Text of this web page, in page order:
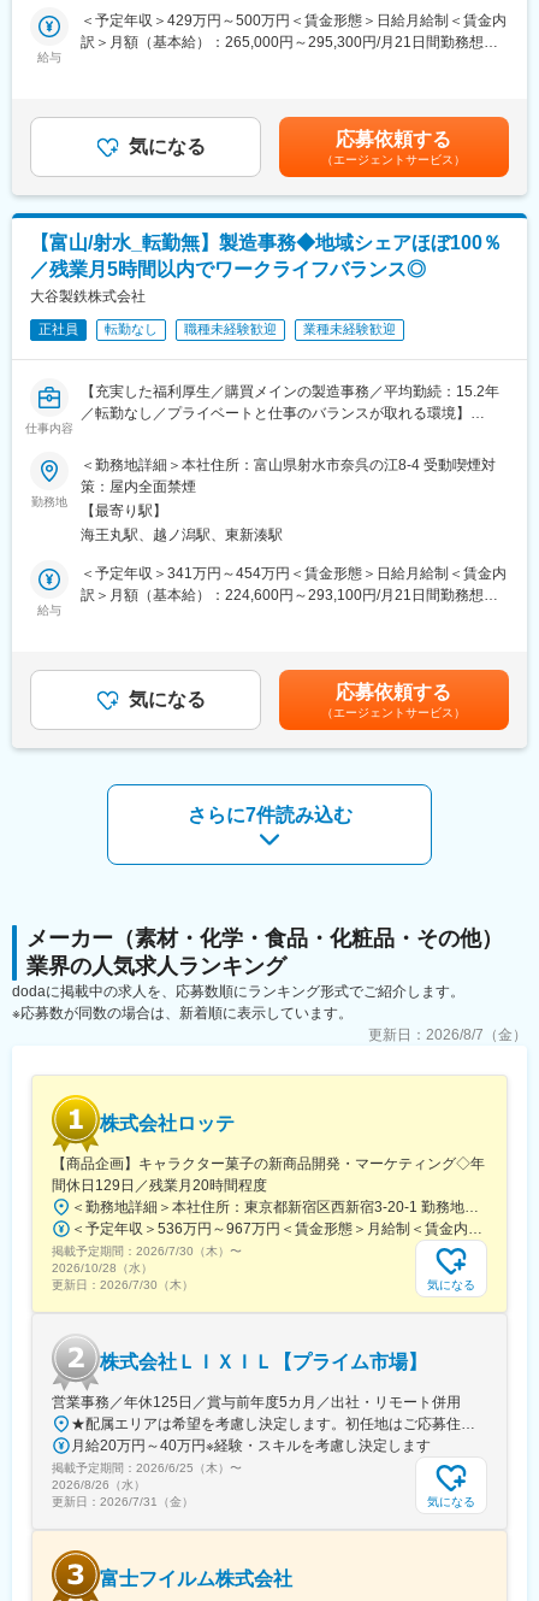
います。
・24時間利用可能な浴場
・慶弔制度
■組織体制・風土
能力を最大限に発揮できる環境づくりにも注力しています。
・社員全員で情報を共有するボーダーレスな体制
・積極的な人材登用
・年齢や立場に関わらず意見を発信できる風土
■人材育成・成長支援
・階層別研修
・専門研修
日々の業務や研修を通じてスキルを高め、
個人の成長に合わせて企業も成長していく仕組みを大切にしてい
ます。
＜具体的には＞
■研修制度：
会社が必要と認めた講習、資格試験等に係る費用については全額
■組織構成：
現在3名の社員が活躍中です（30代1名、40代2名）
■働き方：
・転勤なし
・残業月平均15時間程度
・平均勤続年数：15.2年
・育休は男女ほぼ100％取得しております。
・原則出社をお願いしていますが、体調や育児、介護、天気の状
況によってリモートワークの相談をしていただくことが可能で
■働きやすい環境づくり
社員が安心して長く働けるよう、福利厚生や設備の充実に努めて
います。
・マッサージ機・大型映像機器を備えたリラクゼーションルーム
・DVD・楽器・喫茶設備を備えた研修スペース
■組織体制・風土
能力を最大限に発揮できる環境づくりにも注力しています。
・社員全員で情報を共有するボーダーレスな体制
・年齢や立場に関わらず意見を発信できる風土
社員一人ひとりの成長を支えるため、多様な研修制度を整えてい
・専門研修
・職場内研修（OJT）
日々の業務や研修を通じてスキルを高め、
個人の成長に合わせて企業も成長していく仕組みを大切にしてい
ます。
給与
＜予定年収＞429万円～500万円＜賃金形態＞日給月給制＜賃金内
訳＞月額（基本給）：265,000円～295,300円/月21日間勤務想定
(昨年度実績：組合員平均130万円)賃金はあくまでも目安の金額で
あり、選考を通じて上下する可能性があります。月給(月額)は固定
手当を含めた表記です。
気になる 応募依頼する
（エージェントサービス）
【富山/射水_転勤無】製造事務◆地域シェアほぼ100％
／残業月5時間以内でワークライフバランス◎
大谷製鉄株式会社
正社員 転勤なし 職種未経験歓迎 業種未経験歓迎
仕事内容
【充実した福利厚生／購買メインの製造事務／平均勤続：15.2年
／転勤なし／プライベートと仕事のバランスが取れる環境】
■業務内容
富山に本社を置き、鉄筋コンクリート用棒鋼「VCON」の製造及
び販売を行う当社にて製造事務担当として業務をお任せします。
■具体的には
製造部門における事務業務を担当します
・製造にかかわる定期購買品、機械備品の購買業務（見積り依
・原材料（主原料、副原料）、産業廃棄物の集計業務（日毎、月
毎の入荷量集計、納入業者毎の購入価格確認、請求書照合）
・軽量業務（計量票の発行、マニフェスト（産廃）の発行、品
中途採用実績が多数あり、溶け込みやすい環境です。また、中途/
新卒といった垣根がなく、フラットな評価の社風です。
8名（20代～50代、女性中心）在籍
ご入社後、数日の座学（会社概要や就業規則等の全社共通教育）
の後、メンター（先輩社員）が１名もしくは業務ごとに複数名つ
きます。
メンターより作業マニュアルを使用しながら、ＯＪＴにて育成を
行っていきます。
会社が必要と認めた講習、資格試験等に係る費用については全額
■働き方
・育休は男女ともに100％取得しております。
・基本は出社ですが在宅勤務の環境もございます。
■当社について
【人と共に育つ企業】
大谷製鉄は、最も重要な資源は人であると考えます。
24時間利用可能な浴場、マッサージ機や大型映像機器を備えたリ
ラクゼーションルーム、DVDや楽器、喫茶設備のある研修スペー
スなど、リフレッシュ環境の充実に努めています。また、各種保
境を整えています。
階層別研修、専門研修、職場内研修を実施して、社員一人ひとり
が日々の業務を通じて学び、様々な研修を通じて成長し、その成
長に合わせて企業も成長します。社員全員が情報を共有するボー
ダーレス体制や積極的な人材登用によって、個々の能力が最大限
に発揮できる環境づくりに努めています。
勤務地
＜勤務地詳細＞本社住所：富山県射水市奈呉の江8-4 受動喫煙対
策：屋内全面禁煙
【最寄り駅】
海王丸駅、越ノ潟駅、東新湊駅
給与
＜予定年収＞341万円～454万円＜賃金形態＞日給月給制＜賃金内
訳＞月額（基本給）：224,600円～293,100円/月21日間勤務想定
給）賃金はあくまでも目安の金額であり、選考を通じて上下する
可能性があります。月給(月額)は固定手当を含めた表記です。
気になる 応募依頼する
（エージェントサービス）
さらに7件読み込む
メーカー（素材・化学・食品・化粧品・その他）
業界の人気求人ランキング
dodaに掲載中の求人を、応募数順にランキング形式でご紹介します。
※応募数が同数の場合は、新着順に表示しています。
更新日： 2026/8/7（金）
株式会社ロッテ
【商品企画】キャラクター菓子の新商品開発・マーケティング◇年
間休日129日／残業月20時間程度
＜勤務地詳細＞本社住所：東京都新宿区西新宿3-20-1 勤務地最寄駅：京王新線／初台駅受動喫煙対策：敷地内全面禁煙変更の範囲：会社の定める事業所（リモートワーク含む）
＜予定年収＞536万円～967万円＜賃金形態＞月給制＜賃金内訳＞月額（基本給）：290,000円～540,000円＜月給＞290,000円～540,000円＜昇給有無＞有＜残業手当＞有＜給与補足＞【賞与】年2回（7月･12月）、年平均：5.9ヶ月（2026年）※初回賞与は入社時期により一定額支給賃金はあくまでも目安の金額であり、選考を通じて上下する可能性があります。月給(月額)は固定手当を含めた表記です。
掲載予定期間： 2026/7/30（木） 〜
2026/10/28（水）
更新日： 2026/7/30（木） 気になる
株式会社ＬＩＸＩＬ【プライム市場】
営業事務／年休125日／賞与前年度5カ月／出社・リモート併用
★配属エリアは希望を考慮し決定します。初任地はご応募住所での配属となります。入社後、転勤が伴う異動に関しては、必ず勤務地のご希望も確認した上で決定します。【配属オフィス一覧】■東京都品川区西品川1丁目1-1 大崎ガーデンタワー■愛知県名古屋市中村区名駅南4丁目11-40■京都府京都市伏見区竹田田中宮町103 ■大阪府大阪市中央区本町2丁目6-8 センバ・セントラルビル9F■大阪府箕面市萱野4丁目5-45■広島県広島市安佐南区西原6丁目11-8■福岡県福岡市博多区半道橋2-15-10 SOLAビル★出社とリモートワークを併用しながらの勤務となります。 業務に慣れるまでは、原則出社となります。 慣れてきたら少しずつリモートの日を増やし、最終的には週1～3日ほどの出社となる予定です（目安：～入社6カ月）。※受動喫煙対策：あり
月給20万円～40万円※経験・スキルを考慮し決定します
掲載予定期間： 2026/6/25（木） 〜
2026/8/26（水）
更新日： 2026/7/31（金） 気になる
富士フイルム株式会社